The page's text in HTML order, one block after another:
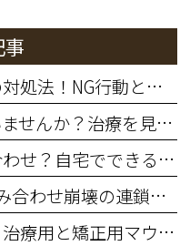
歯がグラグラで抜ける前の対処法！NG行動と歯を残す治療法
入れ歯の痛みを我慢していませんか？治療を見直すサインと費用の目安
その肩こり・頭痛は噛み合わせ？自宅でできる簡単セルフチェック
奥歯1本の放置は危険？噛み合わせ崩壊の連鎖と治療費増大リスク
顎関節症でも矯正できる？治療用と矯正用マウスピースの違いと5つの注意点